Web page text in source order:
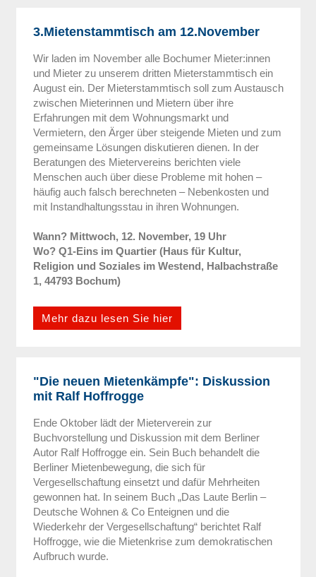
3.Mietenstammtisch am 12.November
Wir laden im November alle Bochumer Mieter:innen
und Mieter zu unserem dritten Mieterstammtisch ein
August ein. Der Mieterstammtisch soll zum Austausch
zwischen Mieterinnen und Mietern über ihre
Erfahrungen mit dem Wohnungsmarkt und
Vermietern, den Ärger über steigende Mieten und zum
gemeinsame Lösungen diskutieren dienen. In der
Beratungen des Mietervereins berichten viele
Menschen auch über diese Probleme mit hohen –
häufig auch falsch berechneten – Nebenkosten und
mit Instandhaltungsstau in ihren Wohnungen.
Wann? Mittwoch, 12. November, 19 Uhr
Wo? Q1-Eins im Quartier (Haus für Kultur,
Religion und Soziales im Westend, Halbachstraße
1, 44793 Bochum)
Mehr dazu lesen Sie hier
"Die neuen Mietenkämpfe": Diskussion
mit Ralf Hoffrogge
Ende Oktober lädt der Mieterverein zur
Buchvorstellung und Diskussion mit dem Berliner
Autor Ralf Hoffrogge ein. Sein Buch behandelt die
Berliner Mietenbewegung, die sich für
Vergesellschaftung einsetzt und dafür Mehrheiten
gewonnen hat. In seinem Buch „Das Laute Berlin –
Deutsche Wohnen & Co Enteignen und die
Wiederkehr der Vergesellschaftung“ berichtet Ralf
Hoffrogge, wie die Mietenkrise zum demokratischen
Aufbruch wurde.